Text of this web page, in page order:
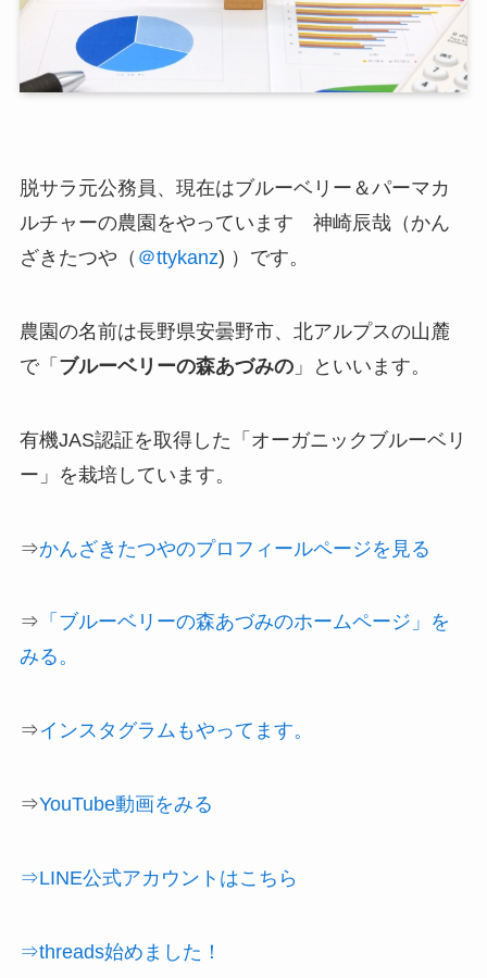
脱サラ元公務員、現在はブルーベリー＆パーマカ
ルチャーの農園 をやっています 神崎辰哉（かん
ざきたつや（ ＠ttykanz) ）です。
農園の名前は長野県安曇野市、北アルプスの山麓
で「 ブルーベリーの森あづみの」といいます。
有機JAS認証を取得した「オーガニックブルーベリ
ー」を栽培しています。
⇒かんざきたつやのプロフィールページを見る
⇒ 「ブルーベリーの森あづみのホームページ」を
みる。
⇒インスタグラムもやってます。
⇒YouTube動画をみる
⇒LINE公式アカウントはこちら
⇒threads始めました！